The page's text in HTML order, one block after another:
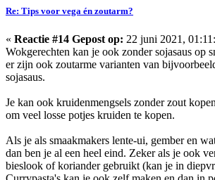
Re: Tips voor vega én zoutarm?
« Reactie #14 Gepost op: 22 juni 2021,
Wokgerechten kan je ook zonder sojasaus op
er zijn ook zoutarme varianten van
sojasaus.
Je kan ook kruidenmengsels zonder zout
om veel losse potjes kruiden te kopen.
Als je als smaakmakers lente-ui, gember en
dan ben je al een heel eind. Zeker als je ook
bieslook of koriander gebruikt (kan je in